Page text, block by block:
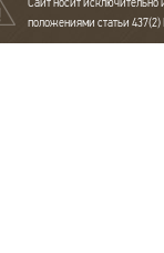
положениями статьи